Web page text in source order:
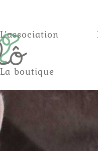
L’association
La boutique